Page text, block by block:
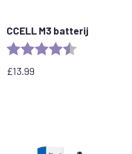
CCELL M3 batterij
Beoordeling:
£13.99